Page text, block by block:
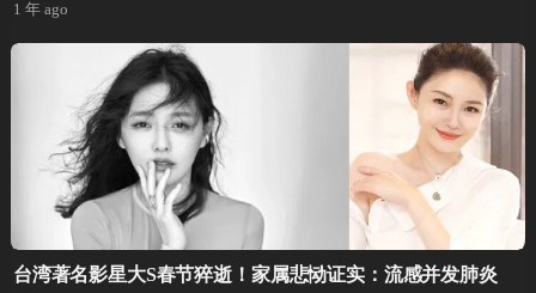
1 年 ago
台湾著名影星大S春节猝逝！家属悲恸证实：流感并发肺炎